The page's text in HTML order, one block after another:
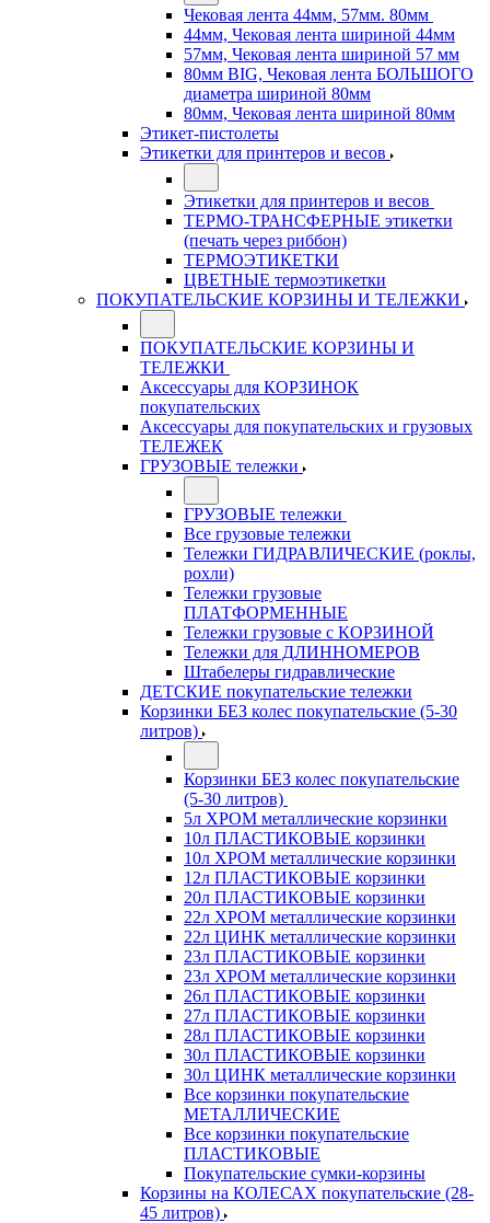
Чековая лента 44мм, 57мм. 80мм
44мм, Чековая лента шириной 44мм
57мм, Чековая лента шириной 57 мм
80мм BIG, Чековая лента БОЛЬШОГО
диаметра шириной 80мм
80мм, Чековая лента шириной 80мм
Этикет-пистолеты
Этикетки для принтеров и весов
Этикетки для принтеров и весов
ТЕРМО-ТРАНСФЕРНЫЕ этикетки
(печать через риббон)
ТЕРМОЭТИКЕТКИ
ЦВЕТНЫЕ термоэтикетки
ПОКУПАТЕЛЬСКИЕ КОРЗИНЫ И ТЕЛЕЖКИ
ПОКУПАТЕЛЬСКИЕ КОРЗИНЫ И
ТЕЛЕЖКИ
Аксессуары для КОРЗИНОК
покупательских
Аксессуары для покупательских и грузовых
ТЕЛЕЖЕК
ГРУЗОВЫЕ тележки
ГРУЗОВЫЕ тележки
Все грузовые тележки
Тележки ГИДРАВЛИЧЕСКИЕ (роклы,
рохли)
Тележки грузовые
ПЛАТФОРМЕННЫЕ
Тележки грузовые с КОРЗИНОЙ
Тележки для ДЛИННОМЕРОВ
Штабелеры гидравлические
ДЕТСКИЕ покупательские тележки
Корзинки БЕЗ колес покупательские (5-30
литров)
Корзинки БЕЗ колес покупательские
(5-30 литров)
5л ХРОМ металлические корзинки
10л ПЛАСТИКОВЫЕ корзинки
10л ХРОМ металлические корзинки
12л ПЛАСТИКОВЫЕ корзинки
20л ПЛАСТИКОВЫЕ корзинки
22л ХРОМ металлические корзинки
22л ЦИНК металлические корзинки
23л ПЛАСТИКОВЫЕ корзинки
23л ХРОМ металлические корзинки
26л ПЛАСТИКОВЫЕ корзинки
27л ПЛАСТИКОВЫЕ корзинки
28л ПЛАСТИКОВЫЕ корзинки
30л ПЛАСТИКОВЫЕ корзинки
30л ЦИНК металлические корзинки
Все корзинки покупательские
МЕТАЛЛИЧЕСКИЕ
Все корзинки покупательские
ПЛАСТИКОВЫЕ
Покупательские сумки-корзины
Корзины на КОЛЕСАХ покупательские (28-
45 литров)